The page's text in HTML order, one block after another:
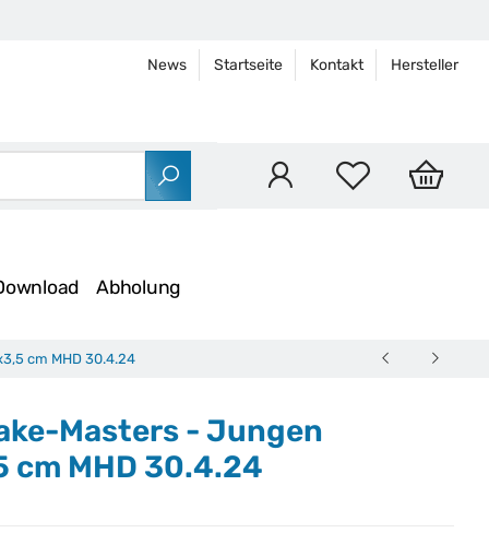
News Startseite Kontakt Hersteller
Abholung
cm MHD 30.4.24
Masters - Jungen
cm MHD 30.4.24